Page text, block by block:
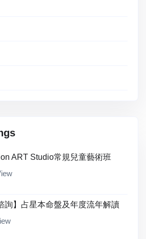
ART Studio常規兒童藝術班
詢】占星本命盤及年度流年解讀